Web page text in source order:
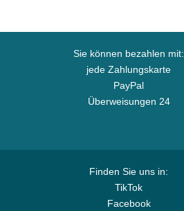
Sie können bezahlen mit:
jede Zahlungskarte
PayPal
Überweisungen 24
Finden Sie uns in:
TikTok
Facebook